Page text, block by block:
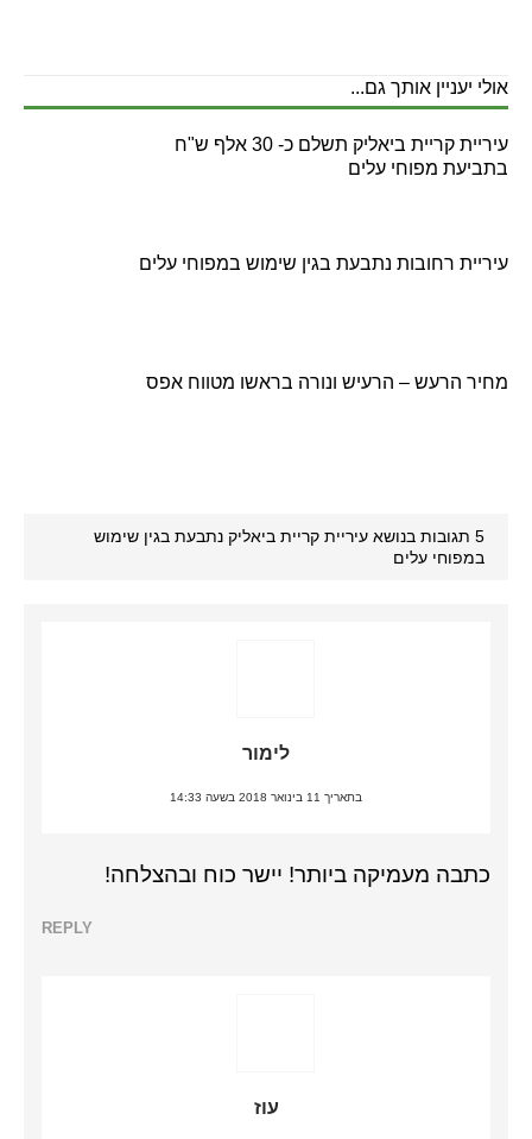
אולי יעניין אותך גם...
עיריית קריית ביאליק תשלם כ- 30 אלף ש"ח
בתביעת מפוחי עלים
עיריית רחובות נתבעת בגין שימוש במפוחי עלים
מחיר הרעש – הרעיש ונורה בראשו מטווח אפס
5 תגובות בנושא עיריית קריית ביאליק נתבעת בגין שימוש
במפוחי עלים
לימור
בתאריך 11 בינואר 2018 בשעה 14:33
כתבה מעמיקה ביותר! יישר כוח ובהצלחה!
REPLY
עוז